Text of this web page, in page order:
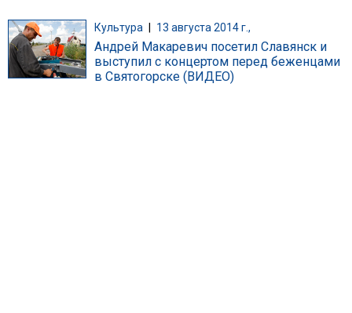
Культура 13 августа 2014 г.,
Андрей Макаревич посетил Славянск и
выступил с концертом перед беженцами
в Святогорске (ВИДЕО)